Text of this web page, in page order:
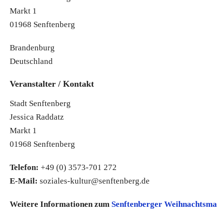
Markt 1
01968 Senftenberg
Brandenburg
Deutschland
Veranstalter / Kontakt
Stadt Senftenberg
Jessica Raddatz
Markt 1
01968 Senftenberg
Telefon: +49 (0) 3573-701 272
E-Mail: soziales-kultur@senftenberg.de
Weitere Informationen zum Senftenberger